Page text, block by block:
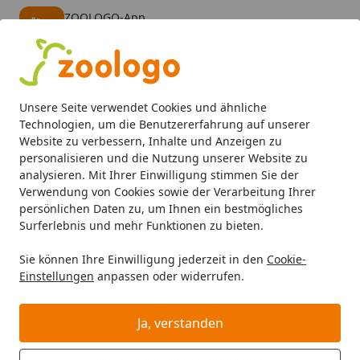
Unsere Seite verwendet Cookies und ähnliche
Technologien, um die Benutzererfahrung auf unserer
Website zu verbessern, Inhalte und Anzeigen zu
personalisieren und die Nutzung unserer Website zu
analysieren. Mit Ihrer Einwilligung stimmen Sie der
Verwendung von Cookies sowie der Verarbeitung Ihrer
persönlichen Daten zu, um Ihnen ein bestmögliches
Surferlebnis und mehr Funktionen zu bieten.
Sie können Ihre Einwilligung jederzeit in den Cookie-
Einstellungen anpassen oder widerrufen.
Ja, verstanden
ZOOLOGO-App
Alle Produkte
Mein Konto
Suchen
Startseite
Aquaristik Aquarienfilter, Pumpen & Zubehör
Red Sea ReefMat Vliesrolle